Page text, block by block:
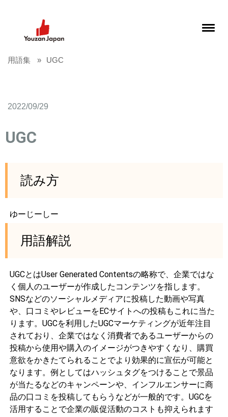
用語集 UGC
2022/09/29
UGC
読み方
ゆーじーしー
用語解説
UGCとはUser Generated Contentsの略称で、企業ではな
く個人のユーザーが作成したコンテンツを指します。
SNSなどのソーシャルメディアに投稿した動画や写真
や、口コミやレビューをECサイトへの投稿もこれに当た
ります。UGCを利用したUGCマーケティングが近年注目
されており、企業ではなく消費者であるユーザーからの
投稿から使用や購入のイメージがつきやすくなり、購買
意欲をかきたてられることでより効果的に宣伝が可能と
なります。例としてはハッシュタグをつけることで景品
が当たるなどのキャンペーンや、インフルエンサーに商
品の口コミを投稿してもらうなどが一般的です。UGCを
活用することで企業の販促活動のコストも抑えられます